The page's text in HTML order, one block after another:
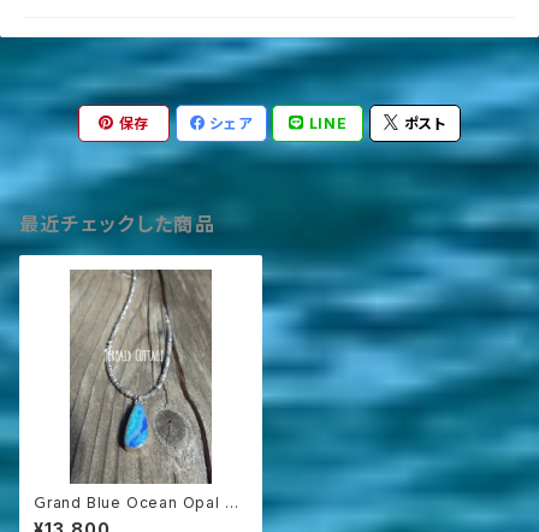
保存 シェア LINE ポスト
最近チェックした商品
Ｇrand Blue Ocean Opal Ne
cklace ラブラドライト*sv925